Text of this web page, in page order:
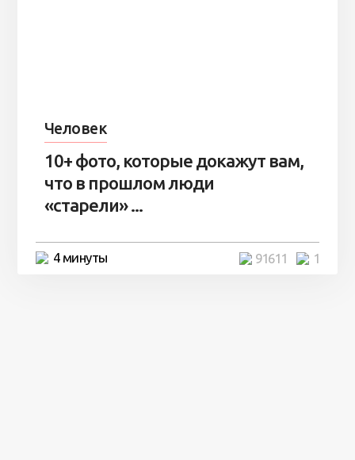
Человек
10+ фото, которые докажут вам,
что в прошлом люди
«старели» ...
4 минуты 1
91611